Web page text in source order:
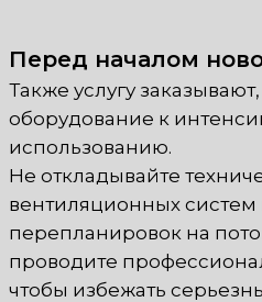
Перед началом
Также услугу
оборудование к
использованию.
Не откладывайте
вентиляционных систем
перепланировок на
проводите
чтобы избежать